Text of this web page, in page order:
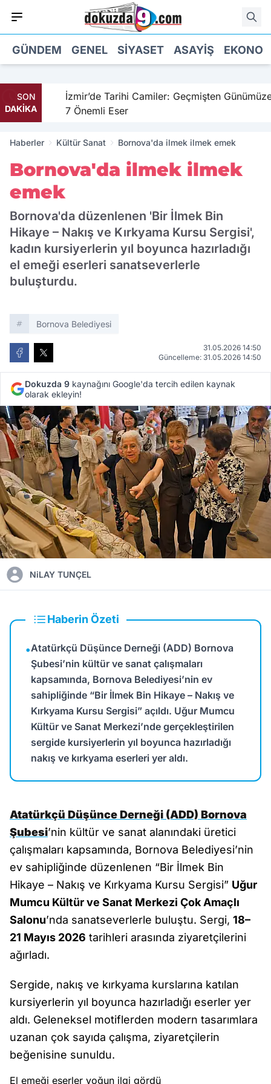
GÜNDEM GENEL SIYASET ASAYIŞ
SON
DAKİKA
İzmir’de Tarihi Camiler: Geçmişten Günümüze
7 Önemli Eser
Haberler Kültür Sanat Bornova'da ilmek ilmek emek
Bornova'da ilmek ilmek
emek
Bornova'da düzenlenen 'Bir İlmek Bin
Hikaye – Nakış ve Kırkyama Kursu Sergisi',
kadın kursiyerlerin yıl boyunca hazırladığı
el emeği eserleri sanatseverlerle
buluşturdu.
Bornova Belediyesi
31.05.2026 14:50
Güncelleme: 31.05.2026 14:50
Dokuzda 9 kaynağını Google'da tercih edilen kaynak
olarak ekleyin!
NiLAY TUNÇEL
Haberin Özeti
•Atatürkçü Düşünce Derneği (ADD) Bornova
Şubesi’nin kültür ve sanat çalışmaları
kapsamında, Bornova Belediyesi’nin ev
sahipliğinde “Bir İlmek Bin Hikaye – Nakış ve
Kırkyama Kursu Sergisi” açıldı. Uğur Mumcu
Kültür ve Sanat Merkezi’nde gerçekleştirilen
sergide kursiyerlerin yıl boyunca hazırladığı
nakış ve kırkyama eserleri yer aldı.
Atatürkçü Düşünce Derneği (ADD) Bornova
Şubesi’nin kültür ve sanat alanındaki üretici
çalışmaları kapsamında, Bornova Belediyesi’nin
ev sahipliğinde düzenlenen “Bir İlmek Bin
Hikaye – Nakış ve Kırkyama Kursu Sergisi” Uğur
Mumcu Kültür ve Sanat Merkezi Çok Amaçlı
Salonu’nda sanatseverlerle buluştu. Sergi, 18–
21 Mayıs 2026 tarihleri arasında ziyaretçilerini
ağırladı.
Sergide, nakış ve kırkyama kurslarına katılan
kursiyerlerin yıl boyunca hazırladığı eserler yer
aldı. Geleneksel motiflerden modern tasarımlara
uzanan çok sayıda çalışma, ziyaretçilerin
beğenisine sunuldu.
El emeği eserler yoğun ilgi gördü